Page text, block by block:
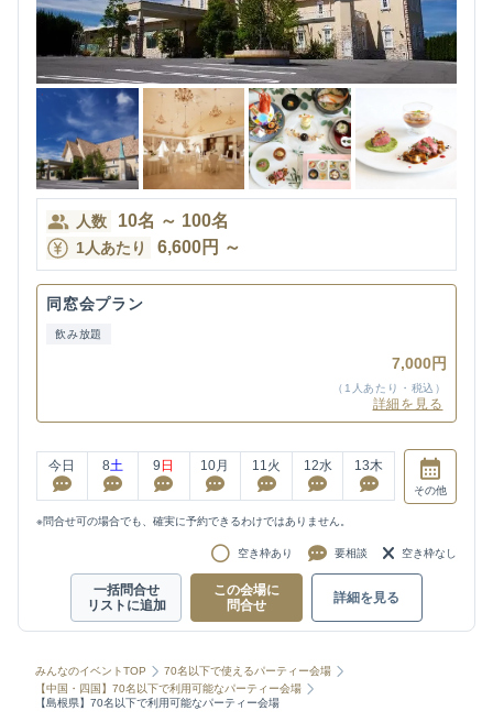
人数 10名 ～ 100名
1人あたり 6,600円 ～
同窓会プラン
飲み放題
7,000円
（1人あたり・税込）
詳細を見る
今日 8土 9 日 10月 11火 12水 13木
その他
※問合せ可の場合でも、確実に予約できるわけではありません。
空き枠あり 要相談 空き枠なし
一括問合せ
リストに追加
この会場に
問合せ
詳細を見る
みんなのイベントTOP
70名以下で使えるパーティー会場
【中国・四国】70名以下で利用可能なパーティー会場
【島根県】70名以下で利用可能なパーティー会場